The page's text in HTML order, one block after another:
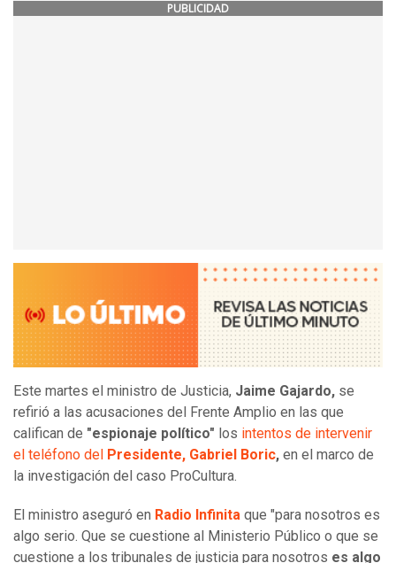
PUBLICIDAD
Este martes el ministro de Justicia, Jaime Gajardo, se
refirió a las acusaciones del Frente Amplio en las que
califican de "espionaje político" los intentos de intervenir
el teléfono del Presidente, Gabriel Boric, en el marco de
la investigación del caso ProCultura.
El ministro aseguró en Radio Infinita que "para nosotros es
algo serio. Que se cuestione al Ministerio Público o que se
cuestione a los tribunales de justicia para nosotros es algo